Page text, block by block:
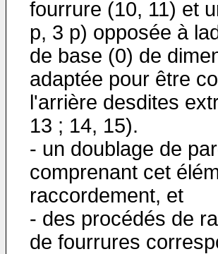
fourrure (10, 11) et
p, 3 p) opposée à
de base (0) de
adaptée pour être
l'arrière desdites
13 ; 14, 15).
- un doublage de
comprenant cet
raccordement, et
- des procédés de
de fourrures